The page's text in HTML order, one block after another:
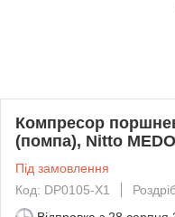
Компресор
(помпа), Nitto
Під замовлення
Код: DP0105-X1